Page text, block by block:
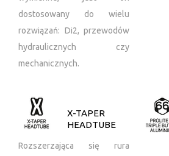
dostosowany do wielu
rozwiązań: Di2, przewodów
hydraulicznych czy
mechanicznych.
X-TAPER
HEADTUBE
Rozszerzająca się rura